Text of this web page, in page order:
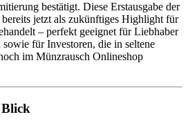
bestätigt. Diese Erstausgabe der
jetzt als zukünftiges Highlight für
– perfekt geeignet für Liebhaber
für Investoren, die in seltene
im Münzrausch Onlineshop